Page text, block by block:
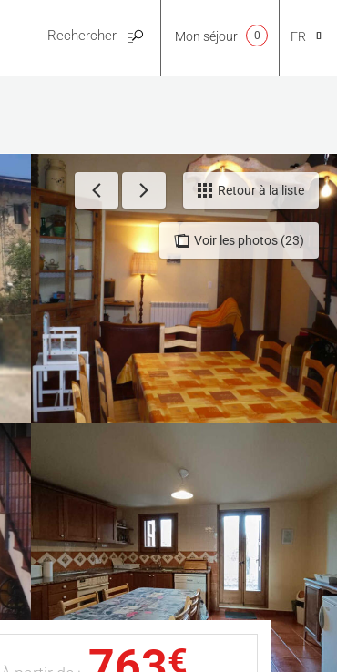
PRATIQUE
NL
EN
FR
ES
Mon séjour 0
Voir les photos (23)
Retour à la liste
€